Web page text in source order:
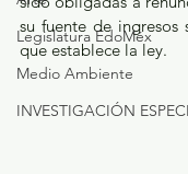
Legislatura EdoMéx
Medio Ambiente
INVESTIGACIÓN
su fuente de ingresos
que establece la ley.